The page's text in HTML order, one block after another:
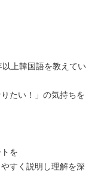
- -
- -
- -
上韓国語を教えてい
たい！」の気持ちを
を
すく説明し理解を深